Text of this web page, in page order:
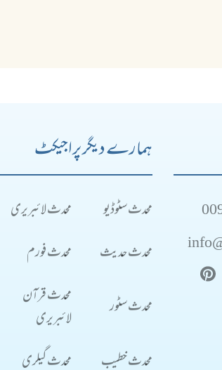
ہمارے دیگر پراجیکٹ
محدث سٹوڈیو محدث لائبریری
محدث حدیث
محدث فورم
محدث سٹور
محدث قرآن
لائبریری
محدث خطیب محدث گیلری